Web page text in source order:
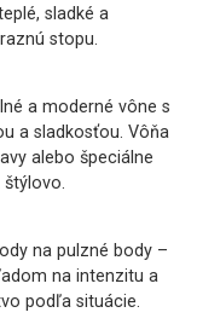
sladké a
stopu.
a moderné vône s
a sladkosťou. Vôňa
alebo špeciálne
na pulzné body –
na intenzitu a
podľa situácie.